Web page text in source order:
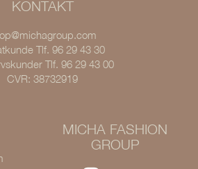
KONTAKT
Tlf. 96 29 43 30
Tlf. 96 29 43 00
CVR: 38732919
MICHA FASHION
GROUP